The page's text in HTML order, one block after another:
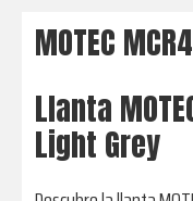
MOTEC
Llanta
Light Grey